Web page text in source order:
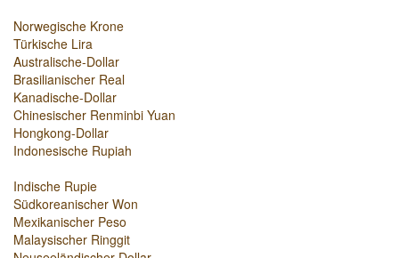
Norwegische Krone
Türkische Lira
Australische-Dollar
Brasilianischer Real
Kanadische-Dollar
Chinesischer Renminbi Yuan
Hongkong-Dollar
Indonesische Rupiah
Indische Rupie
Südkoreanischer Won
Mexikanischer Peso
Malaysischer Ringgit